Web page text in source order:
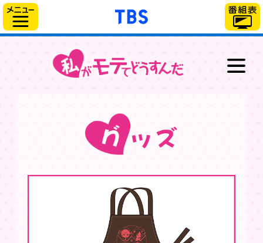
「TBSテレビ」トップ
最新情報
スタッフ＆キャスト
あらすじ
ブルーレイ＆DVD
スペシャル